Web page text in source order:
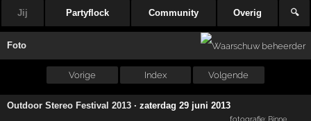
Jij Partyflock Community Overig 🔍
Foto
Vorige Index Volgende
Outdoor Stereo Festival 2013 ·zaterdag 29 juni 2013
fotografie: Binne